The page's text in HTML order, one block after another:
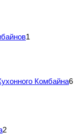
1
Комбайна6
2